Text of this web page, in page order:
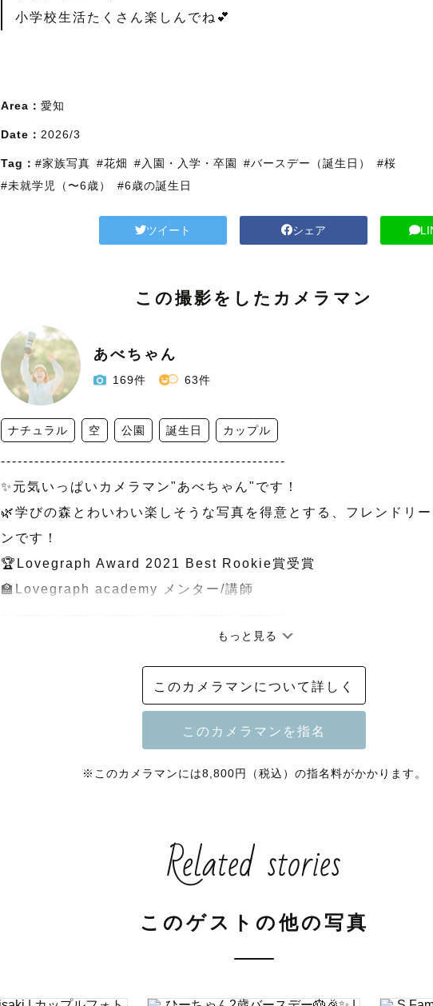
小学校生活たくさん楽しんでね💕
Area： 愛知
Date： 2026/3
Tag： #家族写真 #花畑 #入園・入学・卒園 #バースデー（誕生日）
#桜
#未就学児（〜6歳）
#6歳の誕生日
ツイート シェア
この撮影をしたカメラマン
あべちゃん
169件 63件
ナチュラル 空 公園 誕生日 カップル
---------------------------------------------------
✨元気いっぱいカメラマン"あべちゃん"です！
🌿学びの森とわいわい楽しそうな写真を得意とする、フレンドリ
ンです！
🏆Lovegraph Award 2021 Best Rookie賞受賞
🏫Lovegraph academy メンター/講師
依頼してくださったゲスト様に全力で向き合いたいため、
原則月３組までとさせていただいております。
---------------------------------------------------
「あべちゃん」と呼んでもらえるとうれしいです😊✨
って、活動しています✨
もっと見る
このカメラマンについて詳しく
※このカメラマンには8,800円（税込）の指名料がかかります。
Related stories
このゲストの他の写真